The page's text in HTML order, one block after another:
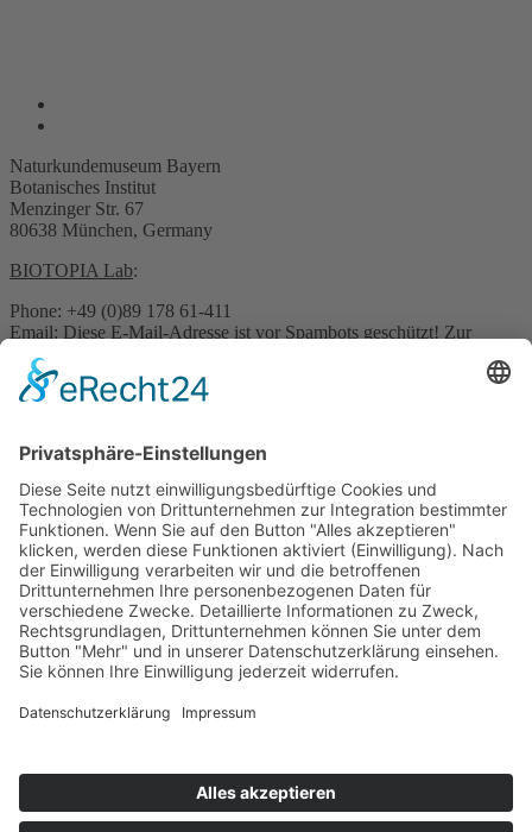
Naturkundemuseum Bayern
Botanisches Institut
Menzinger Str. 67
80638 München, Germany
BIOTOPIA Lab:
Phone: +49 (0)89 178 61-411
Email: Diese E-Mail-Adresse ist vor Spambots geschützt! Zur
Anzeige muss JavaScript eingeschaltet sein.
Pressekontakt:
Anzeige muss JavaScript eingeschaltet sein.
Sonstige Anfragen:
Phone: +49 (0)89 178 61-422
Email:Diese E-Mail-Adresse ist vor Spambots geschützt! Zur
Anzeige muss JavaScript eingeschaltet sein.
© Naturkundemuseum Bayern
Newsletter
Jobs